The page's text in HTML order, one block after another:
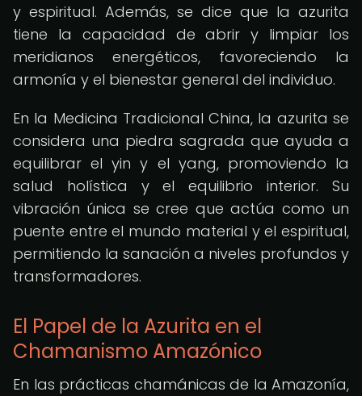
y espiritual. Además, se dice que la azurita
tiene la capacidad de abrir y limpiar los
meridianos energéticos, favoreciendo la
armonía y el bienestar general del individuo.
En la Medicina Tradicional China, la azurita se
considera una piedra sagrada que ayuda a
equilibrar el yin y el yang, promoviendo la
salud holística y el equilibrio interior. Su
vibración única se cree que actúa como un
puente entre el mundo material y el espiritual,
permitiendo la sanación a niveles profundos y
transformadores.
El Papel de la Azurita en el
Chamanismo Amazónico
En las prácticas chamánicas de la Amazonía,